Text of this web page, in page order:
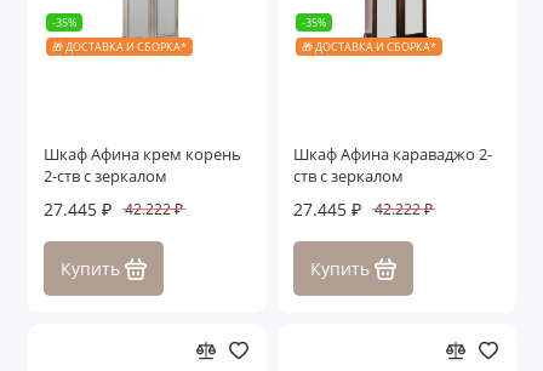
-35%
🎁 ДОСТАВКА И СБОРКА*
Шкаф Афина крем корень
2-ств с зеркалом
27.445 ₽ 42.222 ₽
Купить
-35%
🎁 ДОСТАВКА И СБОРКА*
Шкаф Афина караваджо 2-
ств с зеркалом
27.445 ₽ 42.222 ₽
Купить